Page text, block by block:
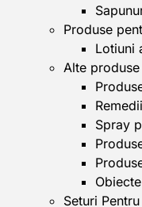
Produse
Lotiuni
Alte
Spray
Seturi